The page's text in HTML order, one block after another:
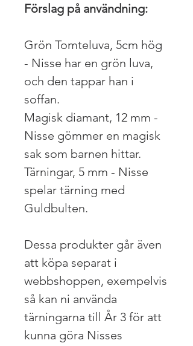
Förslag på användning:
Grön Tomteluva, 5cm hög
- Nisse har en grön luva,
och den tappar han i
soffan.
Magisk diamant, 12 mm -
Nisse gömmer en magisk
sak som barnen hittar.
Tärningar, 5 mm - Nisse
spelar tärning med
Guldbulten.
Dessa produkter går även
att köpa separat i
webbshoppen, exempelvis
så kan ni använda
tärningarna till År 3 för att
kunna göra Nisses